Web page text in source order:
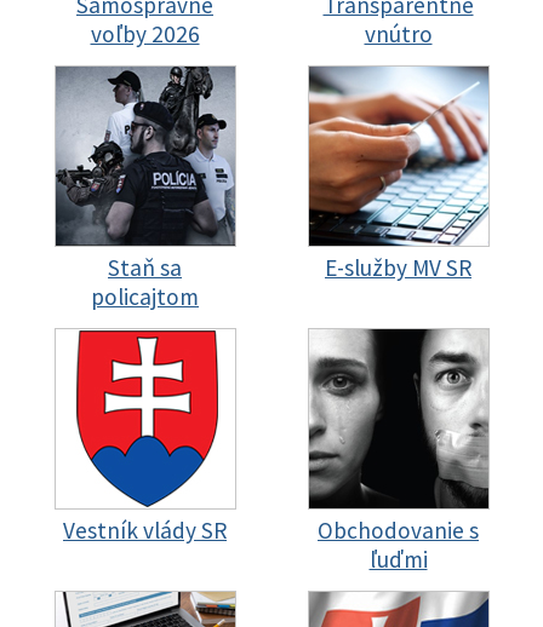
voľby 2026
vnútro
Staň sa
policajtom
E-služby MV SR
Vestník vlády SR
Obchodovanie s
ľuďmi